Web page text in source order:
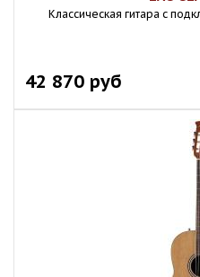
Классическая гитара с
42 870 руб